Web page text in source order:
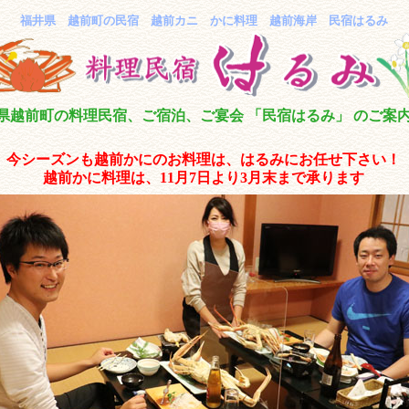
福井県 越前町の民宿 越前カニ かに料理 越前海岸 民宿はるみ
越前町の料理民宿、ご宿泊、ご宴会 「民宿はるみ」 のご案
今シーズンも越前かにのお料理は、はるみにお任せ下さい！
越前かに料理は、11月7日より3月末まで承ります